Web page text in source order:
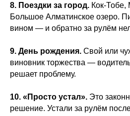
8. Поездки за город. Кок-
Большое Алматинское озеро.
вином — и обратно за рулём
9. День рождения. Свой или
виновник торжества —
решает проблему.
10. «Просто устал». Это
решение. Устали за рулём